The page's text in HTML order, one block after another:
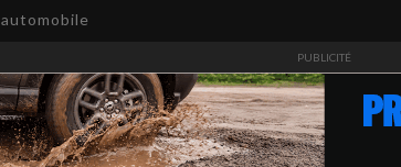
PUBLICITÉ